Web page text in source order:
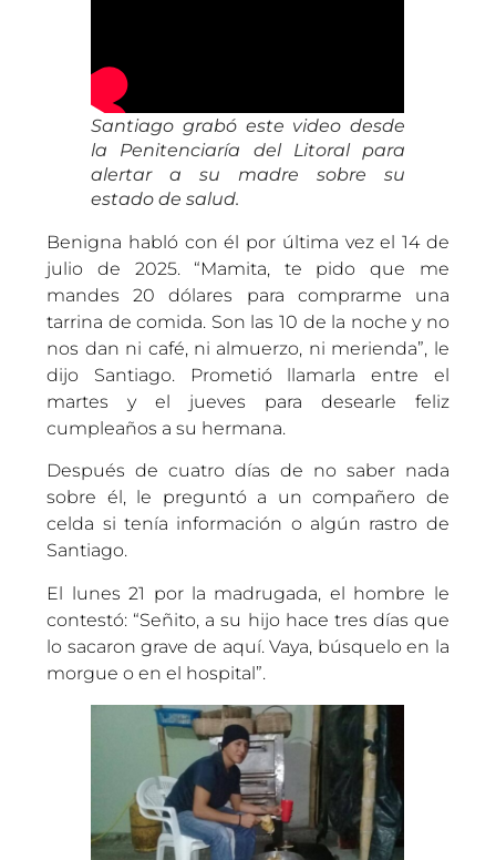
Santiago grabó este video desde
la Penitenciaría del Litoral para
alertar a su madre sobre su
estado de salud.
Benigna habló con él por última vez el 14 de
julio de 2025. “Mamita, te pido que me
mandes 20 dólares para comprarme una
tarrina de comida. Son las 10 de la noche y no
nos dan ni café, ni almuerzo, ni merienda”, le
dijo Santiago. Prometió llamarla entre el
martes y el jueves para desearle feliz
cumpleaños a su hermana.
Después de cuatro días de no saber nada
sobre él, le preguntó a un compañero de
celda si tenía información o algún rastro de
Santiago.
El lunes 21 por la madrugada, el hombre le
contestó: “Señito, a su hijo hace tres días que
lo sacaron grave de aquí. Vaya, búsquelo en la
morgue o en el hospital”.